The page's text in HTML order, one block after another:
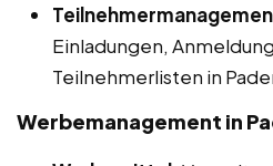
Einladungen,
Teilnehmerlisten in
Werbemanagement in